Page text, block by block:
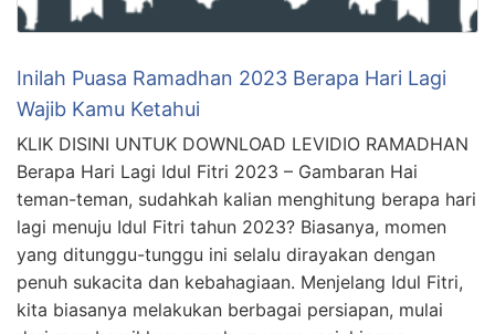
Inilah Puasa Ramadhan 2023 Berapa Hari Lagi
Wajib Kamu Ketahui
KLIK DISINI UNTUK DOWNLOAD LEVIDIO RAMADHAN
Berapa Hari Lagi Idul Fitri 2023 – Gambaran Hai
teman-teman, sudahkah kalian menghitung berapa hari
lagi menuju Idul Fitri tahun 2023? Biasanya, momen
yang ditunggu-tunggu ini selalu dirayakan dengan
penuh sukacita dan kebahagiaan. Menjelang Idul Fitri,
kita biasanya melakukan berbagai persiapan, mulai